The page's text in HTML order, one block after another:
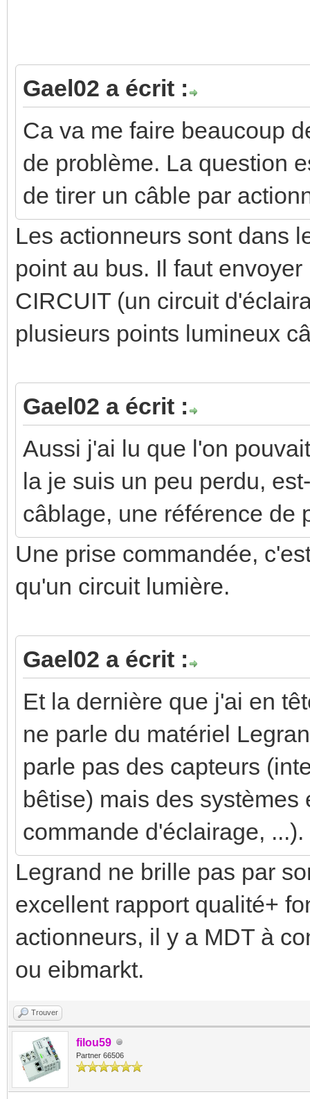
Gael02 a écrit :
Ca va me faire beaucoup
de problème. La question
de tirer un câble par
Les actionneurs sont dans
point au bus. Il faut
CIRCUIT (un circuit
plusieurs points lumineux
Gael02 a écrit :
Aussi j'ai lu que l'on
la je suis un peu perdu,
câblage, une référence de
Une prise commandée,
qu'un circuit lumière.
Gael02 a écrit :
Et la dernière que j'ai en
ne parle du matériel
parle pas des capteurs
bêtise) mais des
commande d'éclairage,
Legrand ne brille pas par
excellent rapport qualité+
actionneurs, il y a MDT à
ou eibmarkt.
Trouver
filou59
Partner 66506